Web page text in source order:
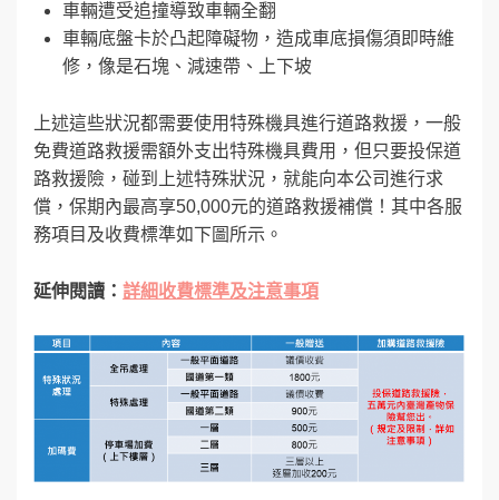
車輛遭受追撞導致車輛全翻
車輛底盤卡於凸起障礙物，造成車底損傷須即時維
修，像是石塊、減速帶、上下坡
上述這些狀況都需要使用特殊機具進行道路救援，一般
免費道路救援需額外支出特殊機具費用，但只要投保道
路救援險，碰到上述特殊狀況，就能向本公司進行求
償，保期內最高享50,000元的道路救援補償！其中各服
務項目及收費標準如下圖所示。
延伸閱讀： 詳細收費標準及注意事項